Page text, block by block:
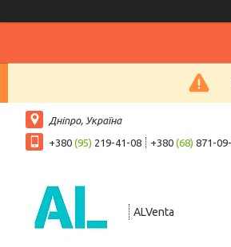
Дніпро, Україна
+380 (95) 219-41-08 +380 (68) 871-
ALVenta